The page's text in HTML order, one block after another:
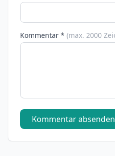
Kommentar * (max. 2000
Kommentar absenden